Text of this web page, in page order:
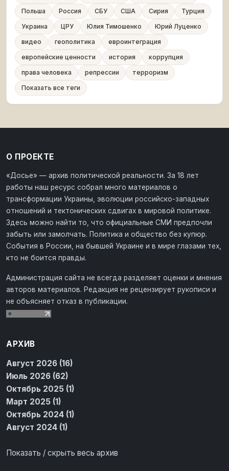
Польша
Россия СБУ США Сирия
Турция
Украина
ЦРУ Юлия Тимошенко
Юрий Луценко
видео
геополитика
евроинтеграция
европейские ценности
история
коррупция
права человека
репрессии
терроризм
Показать все теги
О ПРОЕКТЕ
«Досье» — архив политической реальности. За 18 лет
работы наш ресурс собрал много материалов о
трансформации Украины, эволюции российско-западных
отношений и тектонических сдвигах в мировой политике.
Здесь можно найти то, что официальные СМИ предпочли
забыть или замолчать. Политика и общество без купюр.
События в России, на бывшей Украине и в мире глазами тех,
кто не боится правды.
Администрация сайта не всегда разделяет оценки и мнения
авторов материалов. Редакция не рецензирует рукописи и
не объясняет отказ в публикации.
АРХИВ
Август 2026 (16)
Июль 2026 (62)
Октябрь 2025 (1)
Март 2025 (1)
Октябрь 2024 (1)
Август 2024 (1)
Показать / скрыть весь архив